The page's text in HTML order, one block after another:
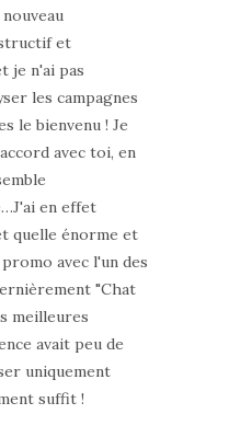
et
je n'ai pas
les campagnes
le bienvenu ! Je
avec toi, en
en effet
quelle énorme et
avec l'un des
"Chat
meilleures
avait peu de
uniquement
suffit !